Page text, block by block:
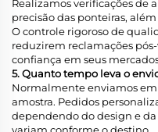
Realizamos verificações de
precisão das ponteiras,
O controle rigoroso de
reduzirem reclamações
confiança em seus
5. Quanto tempo leva o
Normalmente enviamos em
amostra. Pedidos
dependendo do design e
variam conforme o destino.